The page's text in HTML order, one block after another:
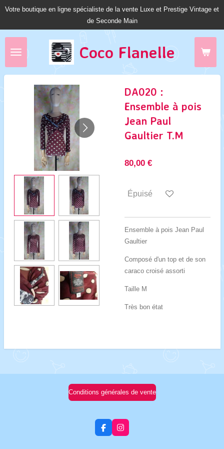
Passer
Coco Flanelle
Votre boutique en ligne spécialiste de la vente Luxe et Prestige Vintage et
de Seconde Main
DA020 :
Ensemble à pois
Jean Paul
Gaultier T.M
80,00 €
Épuisé
Ensemble à pois Jean Paul
Gaultier
Composé d'un top et de son
caraco croisé assorti
Taille M
Très bon état
Conditions générales de vente
F
a
I
n